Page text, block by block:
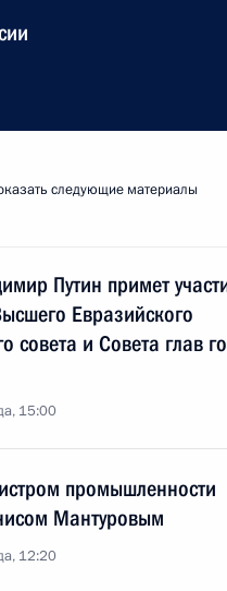
следующие материалы
Путин примет
Евразийского
совета и Совета глав
15:00
промышленности
Мантуровым
12:20